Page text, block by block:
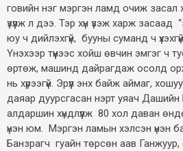
говийн нэг мэргэн ламд очиж засал
үзүүлж л дээ. Тэр хүн үзэж харж засаад
юу ч дийлэхгүй, бууны суманд ч
Үнэхээр түүнээс хойш өвчин эмгэг ч
өртөж, машинд дайрагдаж осолд
нь хүрээгүй. Эрүүл энх байж аймаг,
даяар дуурсгасан нэрт уяач Дашийн
алдаршин хүндлүүлж 80 хол даван
үнэн юм. Мэргэн ламын хэлсэн үнэн
Банзрагч гуайн төрсөн аав